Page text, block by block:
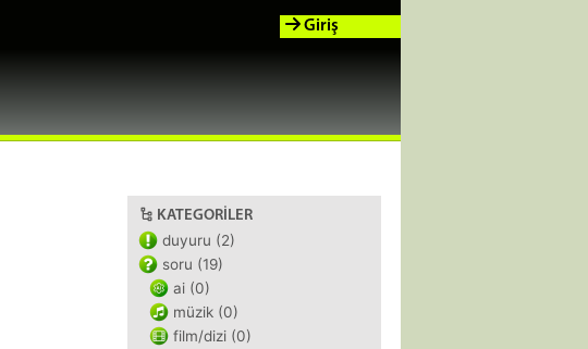
Giriş
KATEGORILER
duyuru (2)
soru (19)
ai (0)
müzik (0)
film/dizi (0)